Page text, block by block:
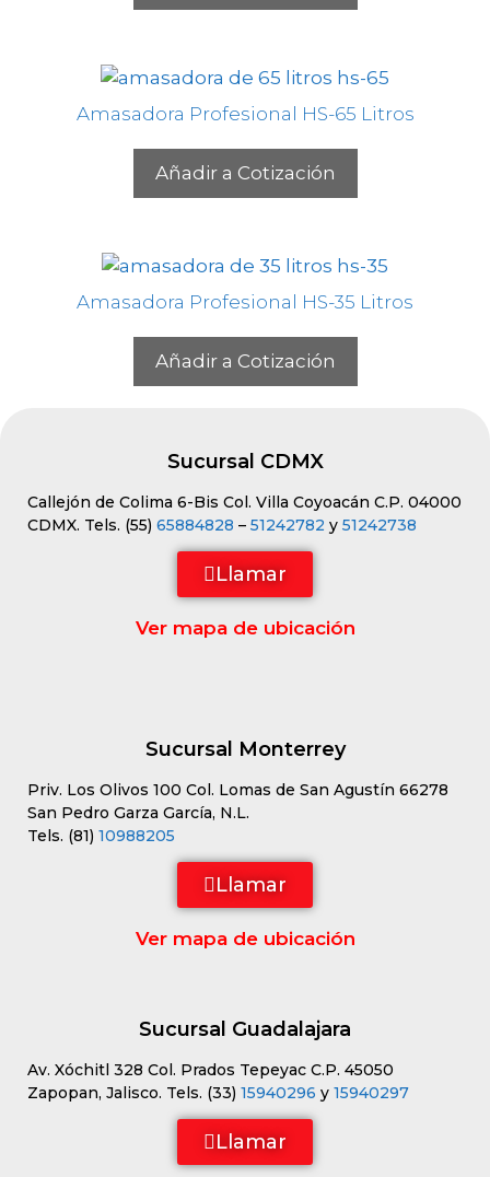
Amasadora Profesional HS-65 Litros
Añadir a Cotización
Amasadora Profesional HS-35 Litros
Añadir a Cotización
Sucursal CDMX
Callejón de Colima 6-Bis Col. Villa Coyoacán C.P. 04000
CDMX. Tels. (55) 65884828 – 51242782 y 51242738
Llamar
Ver mapa de ubicación
Sucursal Monterrey
Priv. Los Olivos 100 Col. Lomas de San Agustín 66278
San Pedro Garza García, N.L.
Tels. (81) 10988205
Llamar
Ver mapa de ubicación
Sucursal Guadalajara
Av. Xóchitl 328 Col. Prados Tepeyac C.P. 45050
Zapopan, Jalisco. Tels. (33) 15940296 y 15940297
Llamar